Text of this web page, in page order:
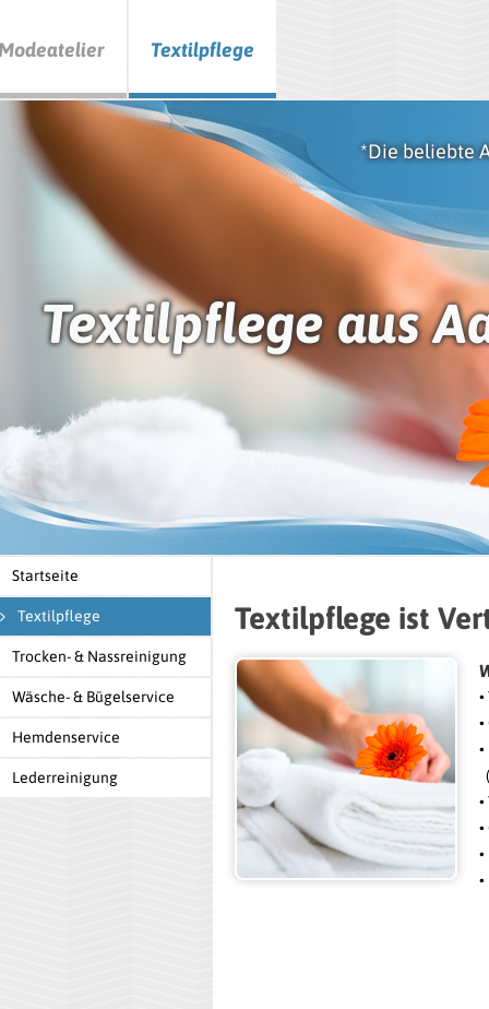
Startseite
Textilpflege
Trocken- & Nassreinigung
Wäsche- & Bügelservice
Hemdenservice
Lederreinigung
Textilpflege ist
Textilpflege aus
*Die beliebte
Textilpflege